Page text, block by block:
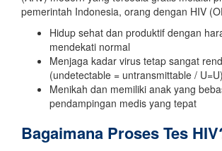
pemerintah Indonesia, orang dengan HIV
Hidup sehat dan produktif dengan
mendekati normal
Menjaga kadar virus tetap sangat
(undetectable = untransmittable / U=U)
Menikah dan memiliki anak yang
pendampingan medis yang tepat
Bagaimana Proses Tes